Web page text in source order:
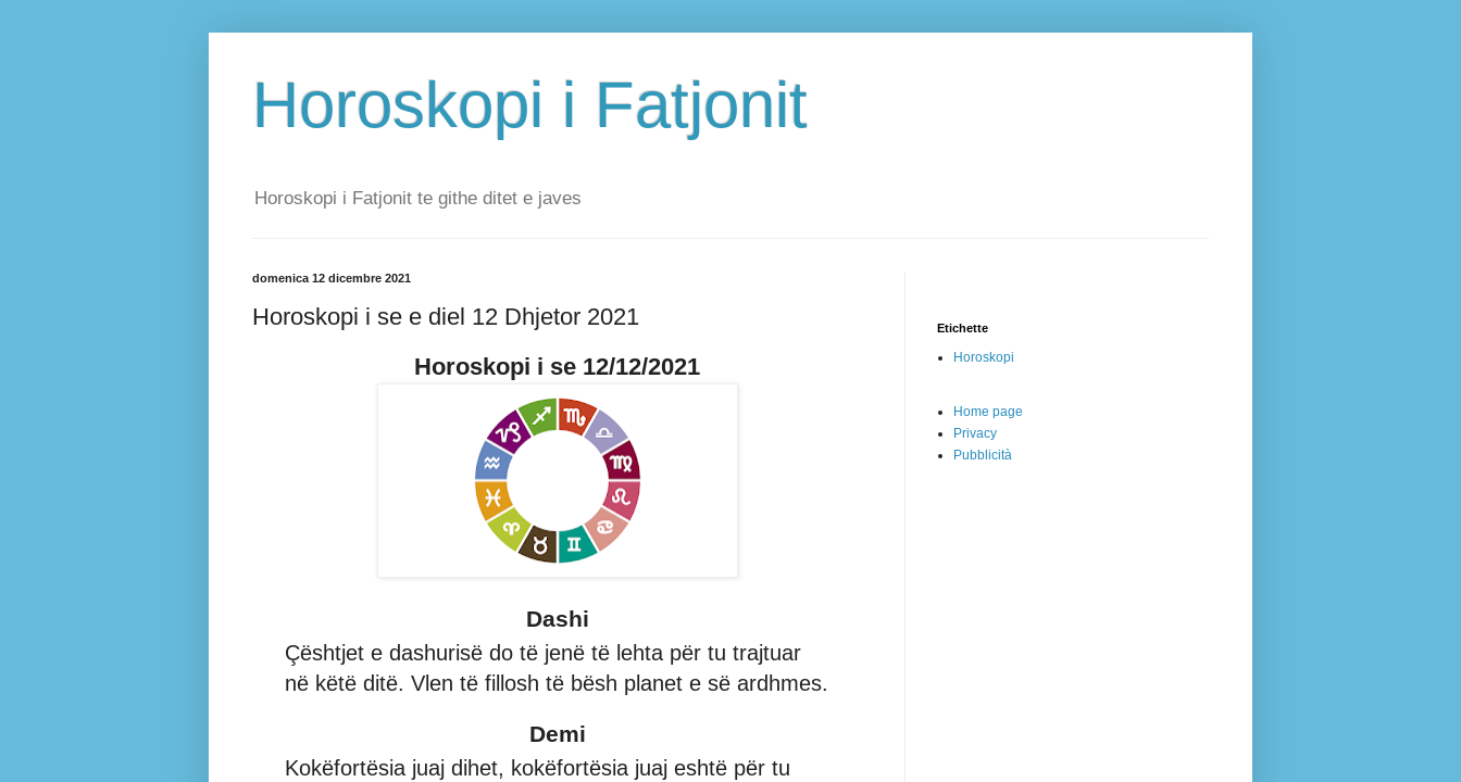
Horoskopi i Fatjonit
Horoskopi i Fatjonit te githe ditet e javes
domenica 12 dicembre 2021
Horoskopi i se e diel 12 Dhjetor 2021
Horoskopi i se 12/12/2021
Dashi
Çështjet e dashurisë do të jenë të lehta për tu trajtuar
në këtë ditë. Vlen të fillosh të bësh planet e së ardhmes.
Demi
Kokëfortësia juaj dihet, kokëfortësia juaj eshtë për tu
Etichette
Horoskopi
Home page
Privacy
Pubblicità